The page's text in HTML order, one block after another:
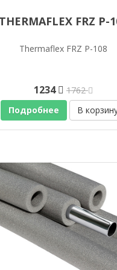
THERMAFLEX FRZ P-
Thermaflex FRZ P-108
1234
1762
Подробнее
В